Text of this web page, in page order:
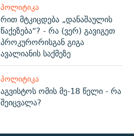
ᲞᲝᲚᲘᲢᲘᲙᲐ
რით მტკიცდება „დანაშაულის
წაქეზება“? - რა (ვერ) გავიგეთ
პროკურორისგან გიგა
ავალიანის საქმეზე
ᲞᲝᲚᲘᲢᲘᲙᲐ
აგვისტოს ომის მე-18 წელი - რა
შეიცვალა?